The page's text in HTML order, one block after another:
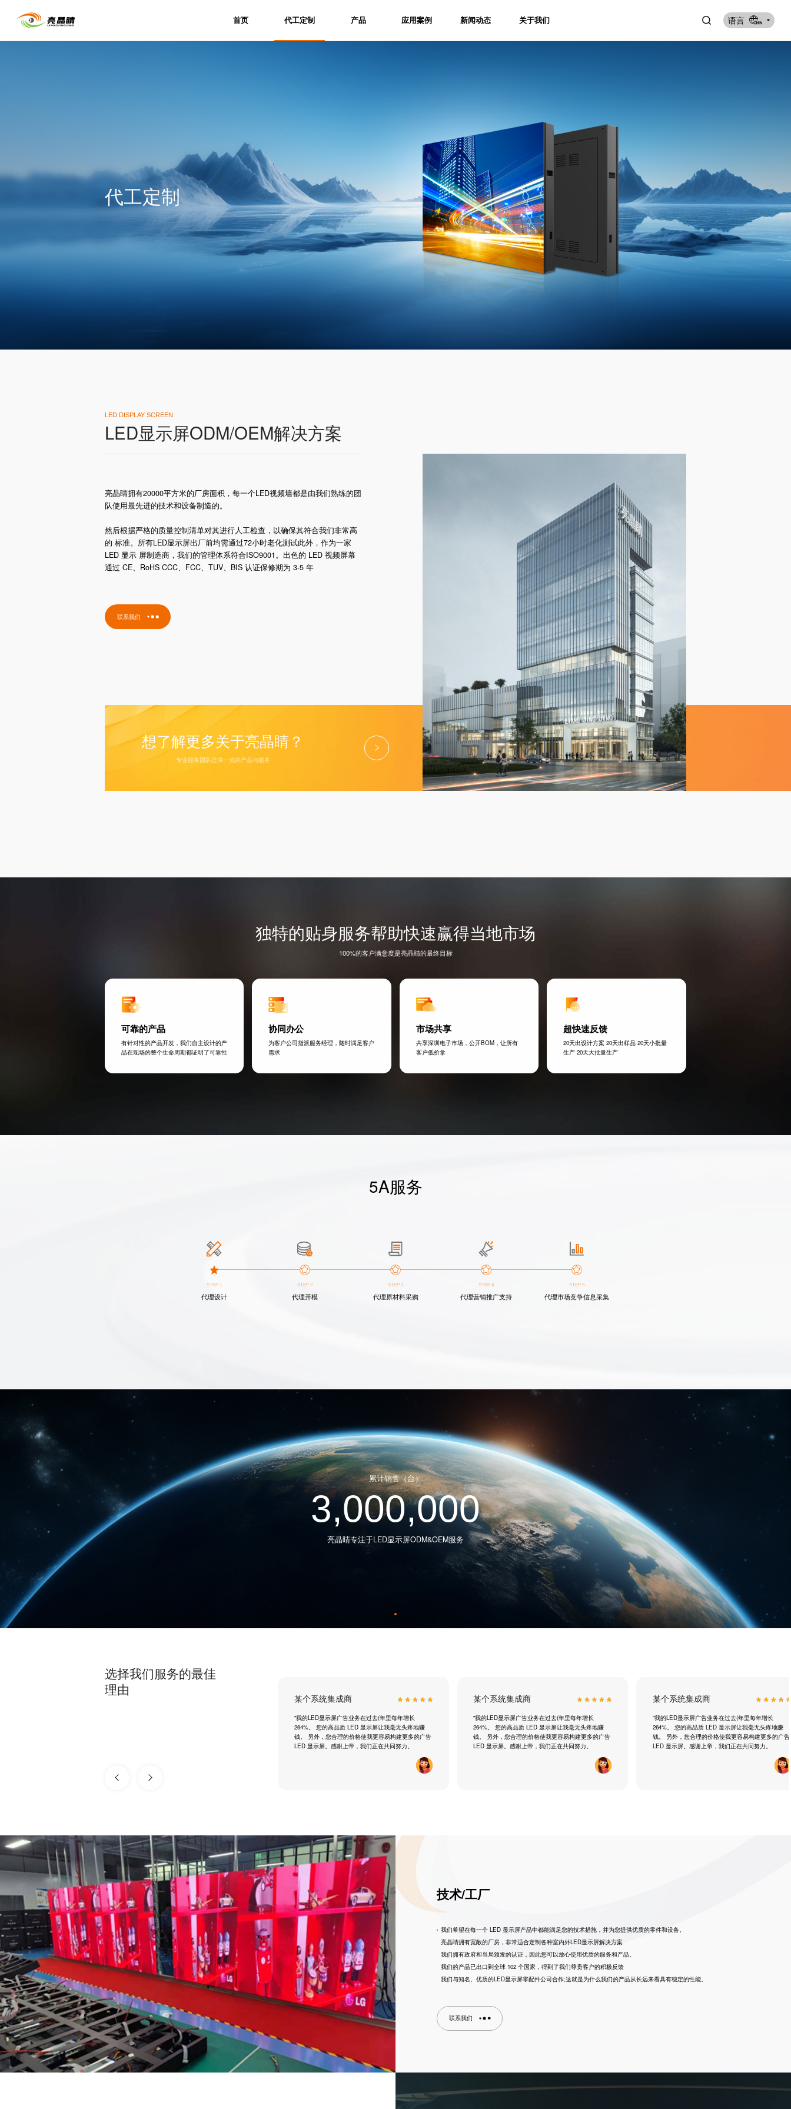
首页 代工定制 产品 应用案例 新闻动态 关于我们 语言
代工定制
LED DISPLAY SCREEN
LED显示屏ODM/OEM解决方案
亮晶睛拥有20000平方米的厂房面积，每一个LED视频墙都是由我们熟练的团
队使用最先进的技术和设备制造的。
然后根据严格的质量控制清单对其进行人工检查，以确保其符合我们非常高
的 标准。所有LED显示屏出厂前均需通过72小时老化测试此外，作为一家
LED 显示 屏制造商，我们的管理体系符合ISO9001。出色的 LED 视频屏幕
通过 CE、RoHS CCC、FCC、TUV、BIS 认证保修期为 3-5 年
联系我们
想了解更多关于亮晶睛？
专业服务团队提供一流的产品与服务
独特的贴身服务帮助快速赢得当地市场
100%的客户满意度是亮晶睛的最终目标
可靠的产品
有针对性的产品开发，我们自主设计的产
品在现场的整个生命周期都证明了可靠性
协同办公
为客户公司指派服务经理，随时满足客户
需求
市场共享
共享深圳电子市场，公开BOM，让所有
客户低价拿
超快速反馈
20天出设计方案 20天出样品 20天小批量
生产 20天大批量生产
5A服务
STEP 1
代理设计
STEP 2
代理开模
STEP 3
代理原材料采购
STEP 4
代理营销推广支持
STEP 5
代理市场竞争信息采集
累计销售（台）
3,000,000
亮晶睛专注于LED显示屏ODM&OEM服务
选择我们服务的最佳
理由
某个系统集成商 某个系统集成商
"我的LED显示屏广告业务在过去(年里每年增长
264%。 您的高品质 LED 显示屏让我毫无头疼地赚
钱。 另外，您合理的价格使我更容易构建更多的广告
LED 显示屏。感谢上帝，我们正在共同努力。
某个系统集成商
"我的LED显示屏广告业务在过去(年里每年增长
264%。 您的高品质 LED 显示屏让我毫无头疼地赚
钱。 另外，您合理的价格使我更容易构建更多的广告
LED 显示屏。感谢上帝，我们正在共同努力。
某个系统集成商
"我的LED显示屏广告业务在过去(年里每年增长
264%。 您的高品质 LED 显示屏让我毫无头疼地赚
钱。 另外，您合理的价格使我更容易构建更多的广告
LED 显示屏。感谢上帝，我们正在共同努力。
技术/工厂
我们希望在每一个 LED 显示屏产品中都能满足您的技术措施，并为您提供优质的零件和设备。
亮晶睛拥有宽敞的厂房，非常适合定制各种室内外LED显示屏解决方案
我们拥有政府和当局颁发的认证，因此您可以放心使用优质的服务和产品。
我们的产品已出口到全球 102 个国家，得到了我们尊贵客户的积极反馈
我们与知名、优质的LED显示屏零配件公司合作;这就是为什么我们的产品从长远来看具有稳定的性能。
联系我们